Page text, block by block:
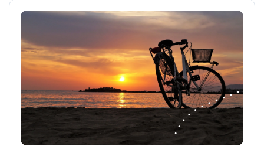
fonctionnement des autoroutes à péage en